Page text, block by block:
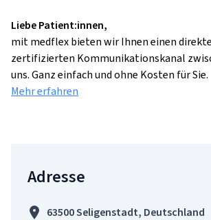
Liebe Patient:innen,
mit medflex bieten wir Ihnen einen
zertifizierten Kommunikationskanal
uns. Ganz einfach und ohne Kosten für Sie.
Mehr erfahren
Adresse
63500 Seligenstadt, Deutschland